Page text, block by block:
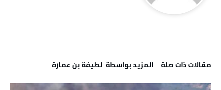
‫مقالات ذات صلة‬ ‫‫المزيد بواسطة‬ ‬ لطيفة بن عمارة